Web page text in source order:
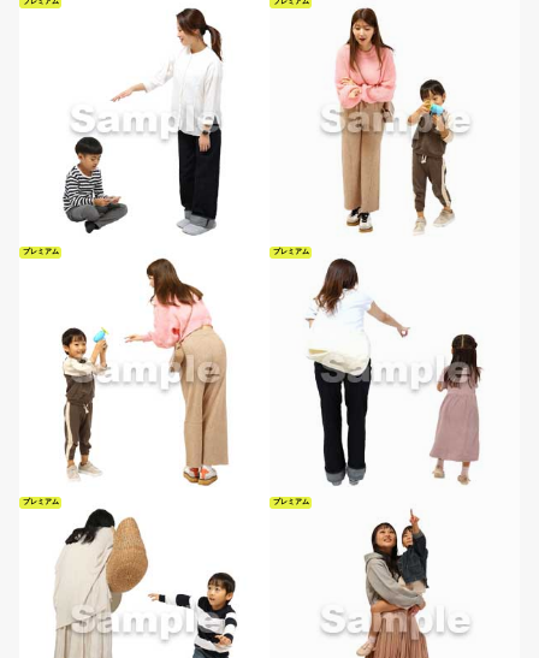
プレミアム プレミアム
プレミアム プレミアム